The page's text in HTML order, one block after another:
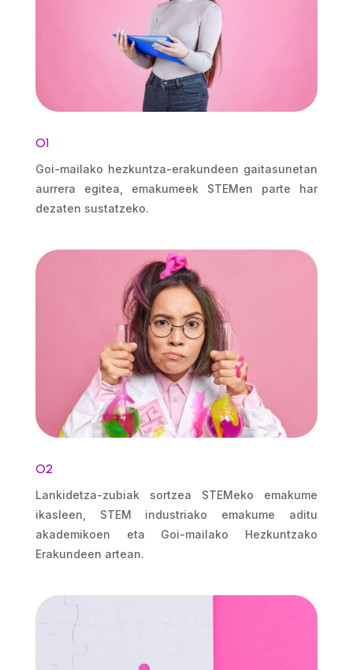
O1
Goi-mailako hezkuntza-erakundeen gaitasunetan
aurrera egitea, emakumeek STEMen parte har
dezaten sustatzeko.
O2
Lankidetza-zubiak sortzea STEMeko emakume
ikasleen, STEM industriako emakume aditu
akademikoen eta Goi-mailako Hezkuntzako
Erakundeen artean.